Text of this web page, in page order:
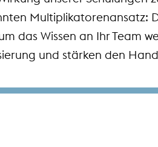
Multiplikatorenansatz:
das Wissen an Ihr Team
und stärken den